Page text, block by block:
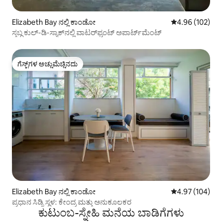
Elizabeth Bay ನಲ್ಲಿ ಕಾಂಡೋ 5 ರಲ್ಲಿ 4.96
4.96 (102)
ಸ್ತಬ್ಧ ಕುಲ್-ಡಿ-ಸ್ಯಾಕ್‌ನಲ್ಲಿ ವಾಟರ್‌ಫ್ರಂಟ್ ಅಪಾರ್ಟ್‌ಮೆಂಟ್
ಗೆಸ್ಟ್‌ಗಳ ಅಚ್ಚುಮೆಚ್ಚಿನದು
ಗೆಸ್ಟ್‌ಗಳ ಅಚ್ಚುಮೆಚ್ಚಿನದು
Elizabeth Bay ನಲ್ಲಿ ಕಾಂಡೋ 5 ರಲ್ಲಿ 4.97
4.97 (104)
ಪ್ರಧಾನ ಸಿಡ್ನಿ ಸ್ಥಳ: ಕೇಂದ್ರ ಮತ್ತು ಅನುಕೂಲಕರ
ಕುಟುಂಬ-ಸ್ನೇಹಿ ಮನೆಯ ಬಾಡಿಗೆಗಳು